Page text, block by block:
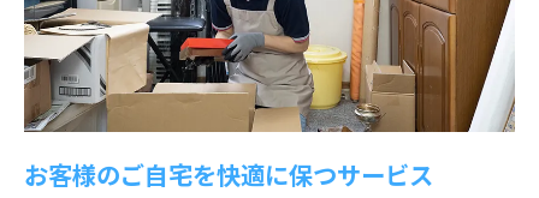
お客様のご自宅を快適に保つサービス